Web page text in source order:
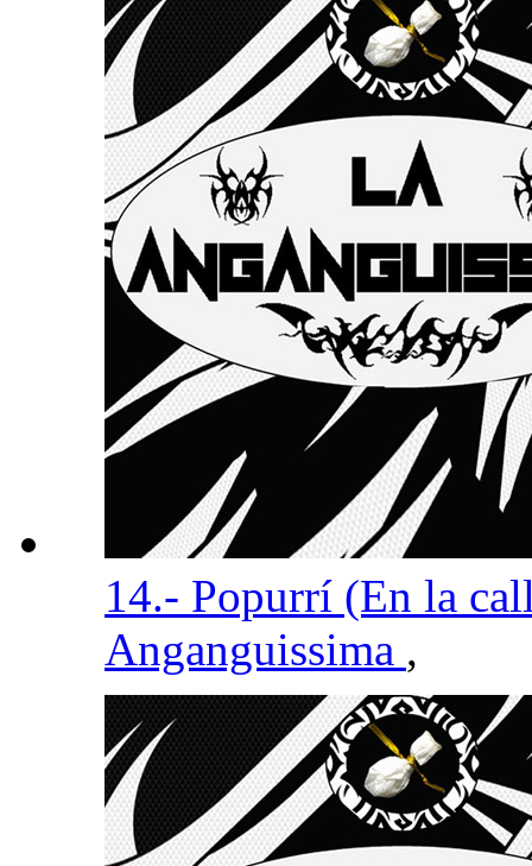
14.- Popurrí (En la
Anganguissima ,